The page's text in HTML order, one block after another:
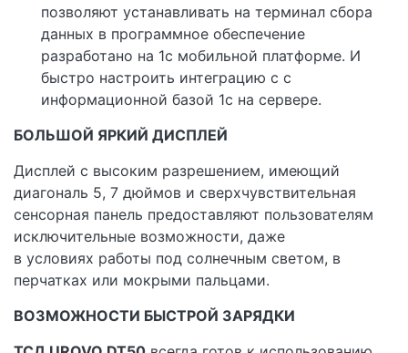
позволяют устанавливать на терминал сбора
данных в программное обеспечение
разработано на 1с мобильной платформе. И
быстро настроить интеграцию с с
информационной базой 1с на сервере.
БОЛЬШОЙ ЯРКИЙ ДИСПЛЕЙ
Дисплей с высоким разрешением, имеющий
диагональ 5, 7 дюймов и сверхчувствительная
сенсорная панель предоставляют пользователям
исключительные возможности, даже
в условиях работы под солнечным светом, в
перчатках или мокрыми пальцами.
ВОЗМОЖНОСТИ БЫСТРОЙ ЗАРЯДКИ